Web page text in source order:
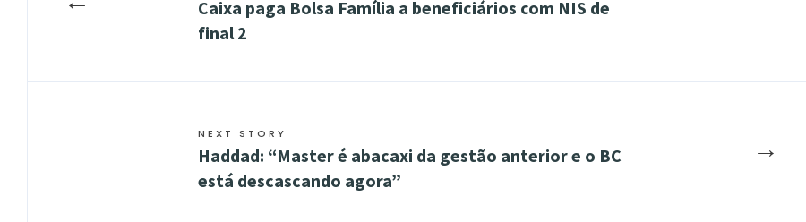
Caixa paga Bolsa Família a beneficiários com NIS de
final 2
→
NEXT STORY
Haddad: “Master é abacaxi da gestão anterior e o BC
está descascando agora”